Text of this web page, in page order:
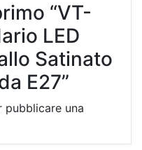
“VT-
LED
Satinato
E27”
pubblicare una